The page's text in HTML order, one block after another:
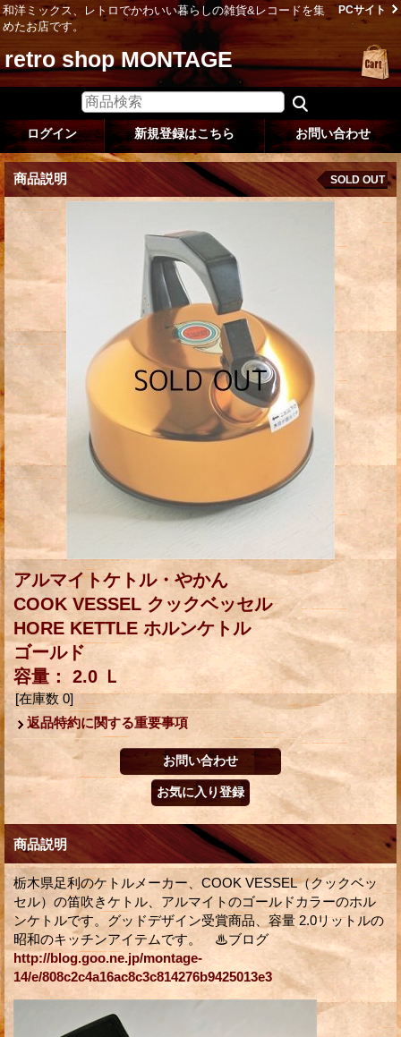
和洋ミックス、レトロでかわいい暮らしの雑貨&レコードを集
めたお店です。
PCサイト
retro shop MONTAGE
ログイン 新規登録はこちら お問い合わせ
商品説明 SOLD OUT
アルマイトケトル・やかん
COOK VESSEL クックベッセル
HORE KETTLE ホルンケトル
ゴールド
容量： 2.0 Ｌ
[在庫数 0]
返品特約に関する重要事項
商品説明
栃木県足利のケトルメーカー、COOK VESSEL（クックベッ
セル）の笛吹きケトル、アルマイトのゴールドカラーのホル
ンケトルです。グッドデザイン受賞商品、容量 2.0リットルの
昭和のキッチンアイテムです。 ♨ブログ
http://blog.goo.ne.jp/montage-
14/e/808c2c4a16ac8c3c814276b9425013e3